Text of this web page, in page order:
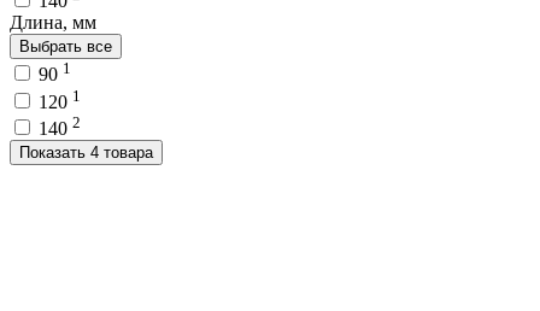
Длина, мм
Выбрать все
90 1
120 1
140 2
Показать 4 товара